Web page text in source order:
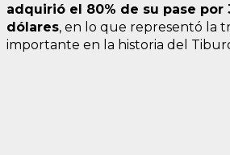
adquirió el 80% de su pase por
dólares, en lo que representó la
importante en la historia del